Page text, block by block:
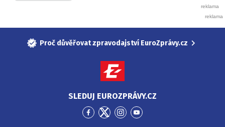
Proč důvěřovat zpravodajství EuroZprávy.cz
SLEDUJ EUROZPRÁVY.CZ
PřejítPřejítPřejítPřejít